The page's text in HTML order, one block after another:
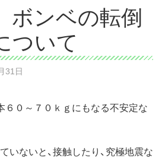
ンベの転倒
ついて
31日
６０～７０ｋｇにもなる不安定な
いないと、接触したり、究極地震な